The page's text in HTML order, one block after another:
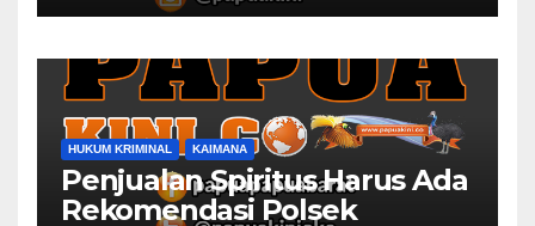
HUKUM KRIMINAL KAIMANA
Penjualan Spiritus Harus Ada
Rekomendasi Polsek